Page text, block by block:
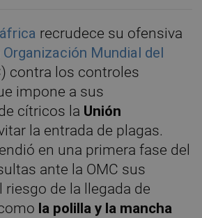
recrudece su ofensiva
Organización Mundial del
contra los controles
impone a sus
cítricos la Unión
la entrada de plagas.
en una primera fase del
ante la OMC sus
riesgo de la llegada de
la polilla y la mancha